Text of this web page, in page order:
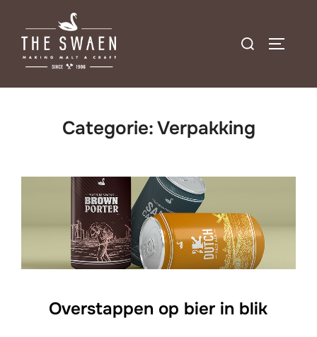
inhoud
Zoek
Categorie:Verpakking
Overstappen op bier in blik